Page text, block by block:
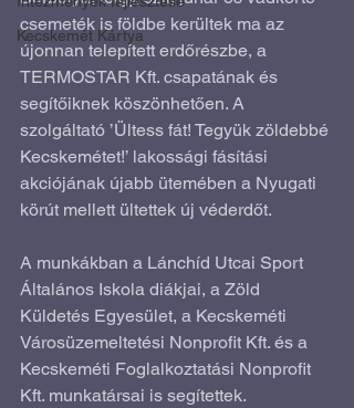
Kecskemét Kártya
csemeték is földbe kerültek ma az
újonnan telepített erdőrészbe, a
TERMOSTAR Kft. csapatának és
segítőiknek köszönhetően. A
szolgáltató ’Ültess fát! Tegyük zöldebbé
Kecskemétet!’ lakossági fásítási
akciójának újabb ütemében a Nyugati
körút mellett ültettek új véderdőt.
A munkákban a Lánchíd Utcai Sport
Általános Iskola diákjai, a Zöld
Küldetés Egyesület, a Kecskeméti
Városüzemeltetési Nonprofit Kft. és a
Kecskeméti Foglalkoztatási Nonprofit
Kft. munkatársai is segítettek.